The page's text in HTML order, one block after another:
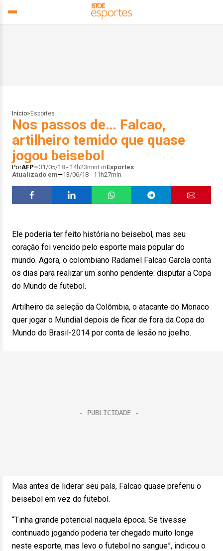
Início> Esportes
Nos passos de… Falcao,
artilheiro temido que quase
jogou beisebol
PorAFP 31/05/18 - 14h23minEmEsportes
Atualizado em
13/06/18 - 11h27min
Ele poderia ter feito história no beisebol, mas seu
coração foi vencido pelo esporte mais popular do
mundo. Agora, o colombiano Radamel Falcao García conta
os dias para realizar um sonho pendente: disputar a Copa
do Mundo de futebol.
Artilheiro da seleção da Colômbia, o atacante do Monaco
quer jogar o Mundial depois de ficar de fora da Copa do
Mundo do Brasil-2014 por conta de lesão no joelho.
Mas antes de liderar seu país, Falcao quase preferiu o
beisebol em vez do futebol.
“Tinha grande potencial naquela época. Se tivesse
continuado jogando poderia ter chegado muito longe
neste esporte, mas levo o futebol no sangue”, indicou o